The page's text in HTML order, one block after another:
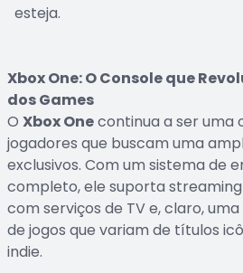
esteja.
Xbox One: O Console que
dos Games
O Xbox Onecontinua a ser uma
jogadores que buscam uma
exclusivos. Com um sistema de
completo, ele suporta
com serviços de TV e, claro,
de jogos que variam de títulos
indie.